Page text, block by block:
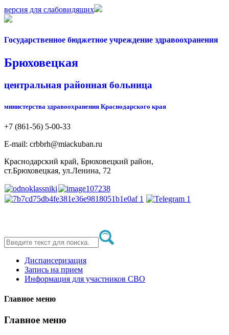
версия для слабовидящих
Государственное бюджетное учреждение здравоохранения
Брюховецкая
центральная районная больница
министерства здравоохранения Краснодарского края
+7 (861-56) 5-00-33
Е-mail: crbbrh@miackuban.ru
Краснодарский край, Брюховецкий район,
ст.Брюховецкая, ул.Ленина, 72
Диспансеризация
Запись на прием
Информация для участников СВО
Главное меню
Главное меню